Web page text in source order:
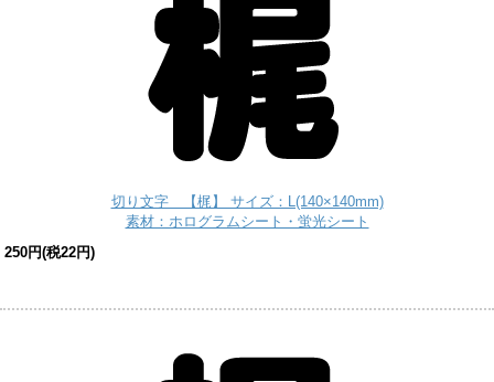
切り文字 【梶】 サイズ：L(140×140mm)
素材：ホログラムシート・蛍光シート
250円(税22円)